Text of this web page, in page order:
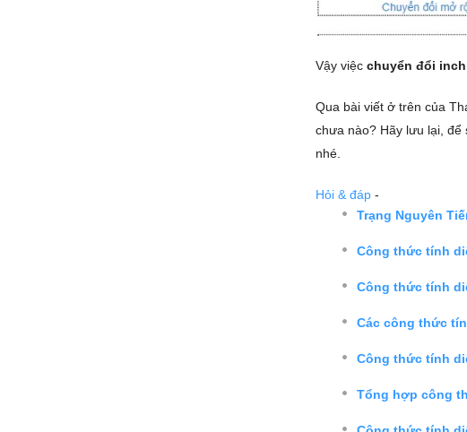
Vậy việc chuyển đổi inch
Qua bài viết ở trên của
chưa nào? Hãy lưu lại, để
nhé.
Hỏi & đáp -
Trạng Nguyên
Công thức tính
Công thức tính
Các công thức
Công thức tính
Tổng hợp công